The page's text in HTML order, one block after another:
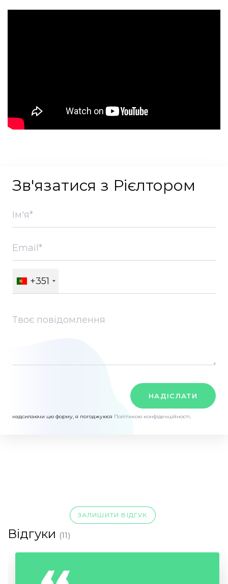
Зв'язатися з Рієлтором
+351
НАДІСЛАТИ
надсилаючи цю форму, я погоджуюся Політикою конфіденційності.
ЗАЛИШИТИ ВІДГУК
Відгуки (11)